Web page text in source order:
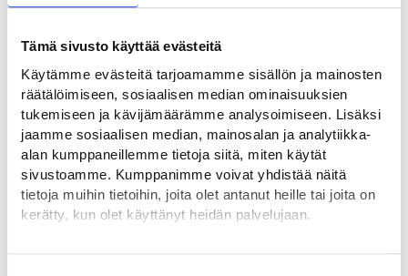
Tämä sivusto käyttää evästeitä
Käytämme evästeitä tarjoamamme sisällön ja mainosten
räätälöimiseen, sosiaalisen median ominaisuuksien
tukemiseen ja kävijämäärämme analysoimiseen. Lisäksi
jaamme sosiaalisen median, mainosalan ja analytiikka-
alan kumppaneillemme tietoja siitä, miten käytät
sivustoamme. Kumppanimme voivat yhdistää näitä
tietoja muihin tietoihin, joita olet antanut heille tai joita on
kerätty, kun olet käyttänyt heidän palvelujaan.
Löydät tietoa evästeiden käyttötarkoituksista
kunnalle. Uuden kotoutumislain mukaan kuntien on tarjottava
kotoutumispalveluita myös muille kuin työnhakijoille. Koto-
digi-hanke tuottaa tähän tarkoitukseen oman
asiakastietojärjestelmän. Myös työvoimapalveluina
järjestettävien kotoutumispalveluiden, kuten
kotoutumiskoulutuksen, järjestämisvastuu siirtyy kunnalle.
Kotoutumislain kokonaisuudistusta voi seurata muun muassa
työ- ja elinkeinoministeriön ja kotoutumisen